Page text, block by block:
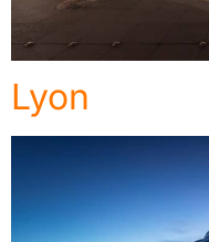
Lyon